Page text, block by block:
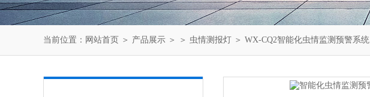
当前位置： 网站首页 ＞ 产品展示 ＞ ＞ 虫情测报灯 ＞ WX-CQ2智能化虫情监测预警系统